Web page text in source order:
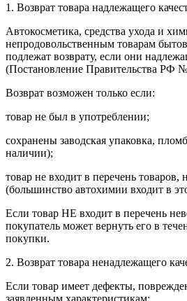
1. Возврат товара надлежащего
Автокосметика, средства ухода и
непродовольственным товарам
подлежат возврату, если они
(Постановление Правительства РФ
Возврат возможен только если:
товар не был в употреблении;
сохранены заводская упаковка,
наличии);
товар не входит в перечень
(большинство автохимии входит в
Если товар НЕ входит в перечень
покупатель может вернуть его в
покупки.
2. Возврат товара ненадлежащего
Если товар имеет дефекты,
заявленным характеристикам: